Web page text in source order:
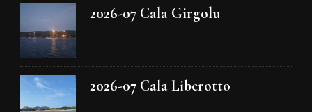
2026-07 Cala Girgolu
2026-07 Cala Liberotto